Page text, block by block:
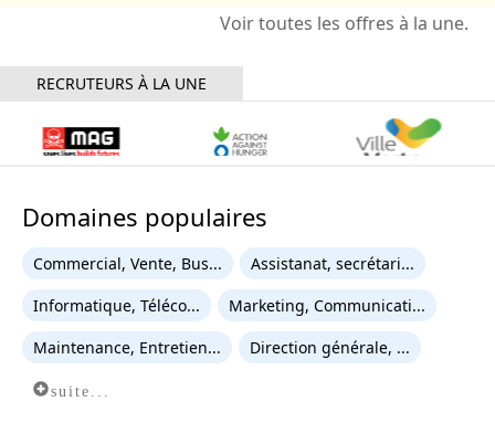
RECRUTEURS À LA UNE
Domaines populaires
Commercial, Vente, Bus...
Assistanat, secrétari...
Informatique, Téléco...
Marketing, Communicati...
Maintenance, Entretien...
Direction générale, ...
suite...